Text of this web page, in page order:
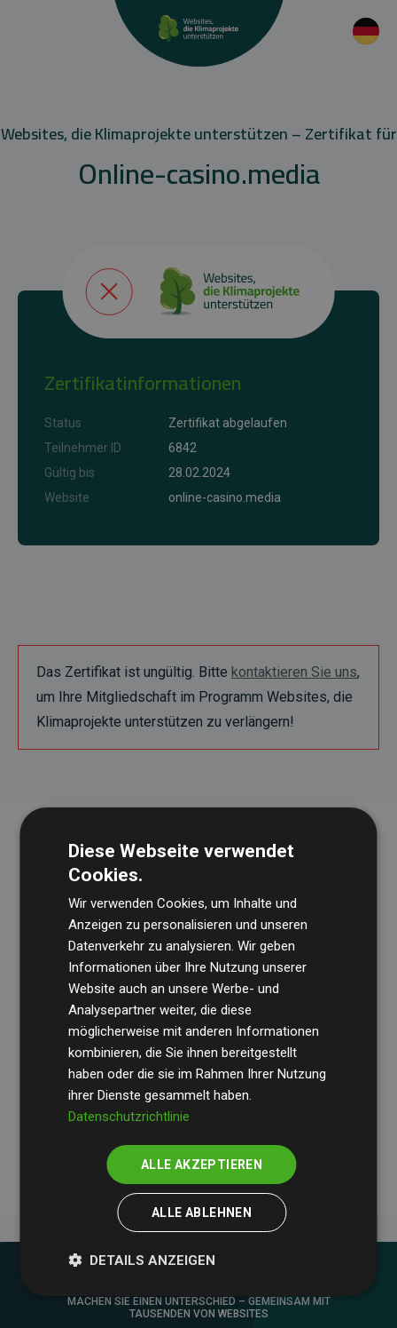
Websites, die Klimaprojekte unterstützen – Zertifikat für
Online-casino.media
Zertifikatinformationen
Status
Zertifikat abgelaufen
Teilnehmer ID
6842
Gültig bis
28.02.2024
Website
online-casino.media
Das Zertifikat ist ungültig. Bitte kontaktieren Sie uns,
um Ihre Mitgliedschaft im Programm Websites, die
Klimaprojekte unterstützen zu verlängern!
Die Wirtschaftsprüfungsgesellschaft BDOüberprüft
regelmäßig unsere Berechnungen und Methodik, um
Transparenz und Verlässlichkeit sicherzustellen.
Ihre Prüfungen belegen, dass unsere Investitionen in
Klimaschutzprojekte im Durchschnitt200 % der
geschätzten CO₂-Emissionender teilnehmenden
Websites kompensieren – ein klarer Nachweis für die
messbare Klimawirkung unseres Ansatzes.
MACHEN SIE EINEN UNTERSCHIED – GEMEINSAM MIT
TAUSENDEN VON WEBSITES
Diese Webseite verwendet
Cookies.
Wir verwenden Cookies, um Inhalte und
Anzeigen zu personalisieren und unseren
Datenverkehr zu analysieren. Wir geben
Informationen über Ihre Nutzung unserer
Website auch an unsere Werbe- und
Analysepartner weiter, die diese
möglicherweise mit anderen Informationen
kombinieren, die Sie ihnen bereitgestellt
haben oder die sie im Rahmen Ihrer Nutzung
ihrer Dienste gesammelt haben.
Datenschutzrichtlinie
ALLE AKZEPTIEREN
ALLE ABLEHNEN
DETAILS ANZEIGEN